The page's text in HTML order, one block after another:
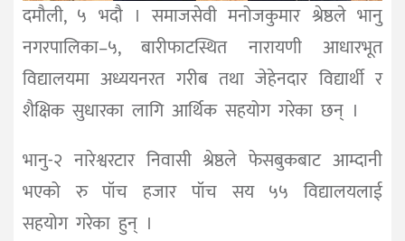
दमौली, ५ भदौ । समाजसेवी मनोजकुमार श्रेष्ठले भानु
नगरपालिका–५, बारीफाटस्थित नारायणी आधारभूत
विद्यालयमा अध्ययनरत गरीब तथा जेहेनदार विद्यार्थी र
शैक्षिक सुधारका लागि आर्थिक सहयोग गरेका छन् ।
भानु-२ नारेश्वरटार निवासी श्रेष्ठले फेसबुकबाट आम्दानी
भएको रु पॉच हजार पॉच सय ५५ विद्यालयलाई
सहयोग गरेका हुन् ।